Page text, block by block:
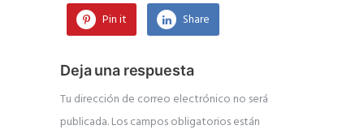
Pin it Share
Deja una respuesta
Tu dirección de correo electrónico no será
publicada.Los campos obligatorios están